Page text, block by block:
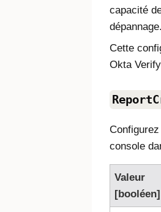
capacité
Cette
Okta Verify
console
Valeur
[booléen]